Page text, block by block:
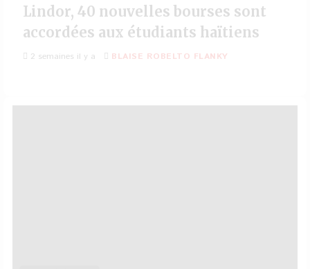
Lindor, 40 nouvelles bourses sont
accordées aux étudiants haïtiens
2 semaines il y a BLAISE ROBELTO FLANKY